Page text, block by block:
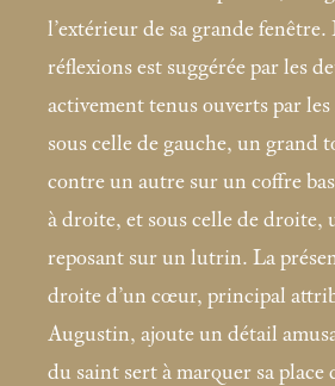
l’extérieur de sa grande fenêtre.
réflexions est suggérée par les
activement tenus ouverts par
sous celle de gauche, un grand
contre un autre sur un coffre
à droite, et sous celle de droite,
reposant sur un lutrin. La
droite d’un cœur, principal
Augustin, ajoute un détail
du saint sert à marquer sa place